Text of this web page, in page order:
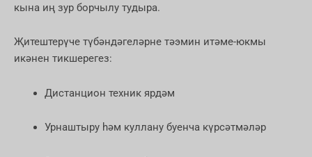
кына иң зур борчылу тудыра.
Җитештерүче түбәндәгеләрне тәэмин итәме-юкмы
икәнен тикшерегез:
Дистанцион техник ярдәм
Урнаштыру һәм куллану буенча күрсәтмәләр